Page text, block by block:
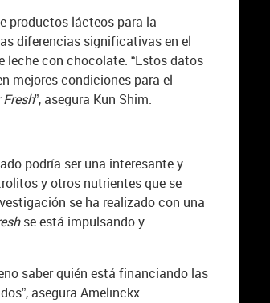
productos lácteos para la
diferencias significativas en el
con chocolate. “Estos datos
mejores condiciones para el
”, asegura Kun Shim.
podría ser una interesante y
y otros nutrientes que se
se ha realizado con una
se está impulsando y
saber quién está financiando las
asegura Amelinckx.